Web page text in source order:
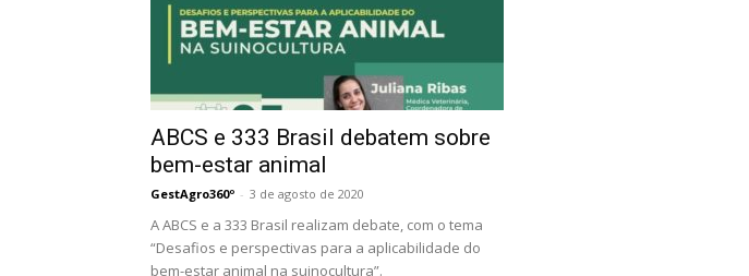
ABCS e 333 Brasil debatem sobre
bem-estar animal
GestAgro360º - 3 de agosto de 2020
A ABCS e a 333 Brasil realizam debate, com o tema
“Desafios e perspectivas para a aplicabilidade do
bem-estar animal na suinocultura”.